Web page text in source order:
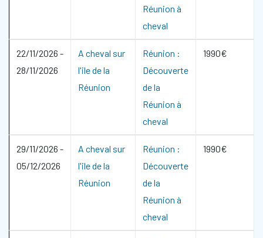
Réunion à
cheval
22/11/2026 -
28/11/2026
A cheval sur
l'ile de la
Réunion
Réunion :
Découverte
de la
Réunion à
cheval
1990€
29/11/2026 -
05/12/2026
A cheval sur
l'ile de la
Réunion
Réunion :
Découverte
de la
Réunion à
cheval
1990€